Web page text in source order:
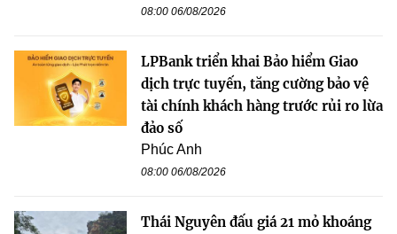
08:00 06/08/2026
LPBank triển khai Bảo hiểm Giao
dịch trực tuyến, tăng cường bảo vệ
tài chính khách hàng trước rủi ro lừa
đảo số
Phúc Anh
08:00 06/08/2026
Thái Nguyên đấu giá 21 mỏ khoáng